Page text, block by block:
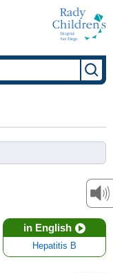
in English
Hepatitis B